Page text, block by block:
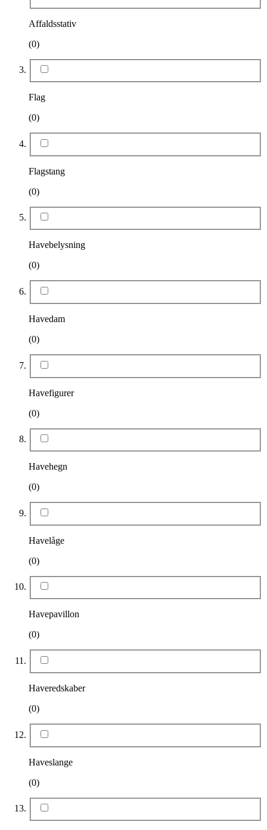
Affaldsstativ
(0)
Flag
(0)
Flagstang
(0)
Havebelysning
(0)
Havedam
(0)
Havefigurer
(0)
Havehegn
(0)
Havelåge
(0)
Havepavillon
(0)
Haveredskaber
(0)
Haveslange
(0)